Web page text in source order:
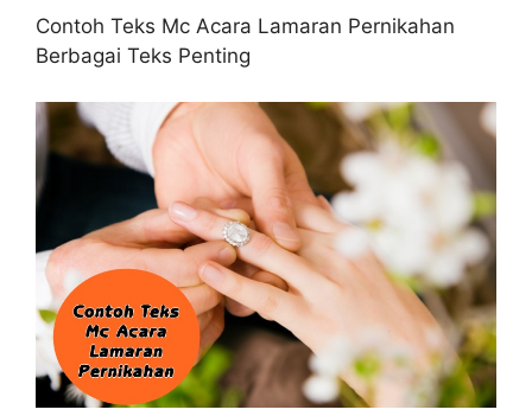
Contoh Teks Mc Acara Lamaran Pernikahan
Berbagai Teks Penting